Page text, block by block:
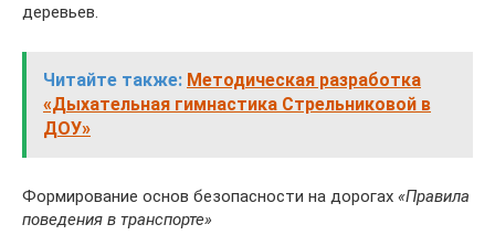
деревьев.
Читайте также: Методическая разработка
«Дыхательная гимнастика Стрельниковой в
ДОУ»
Формирование основ безопасности на дорогах «Правила
поведения в транспорте»